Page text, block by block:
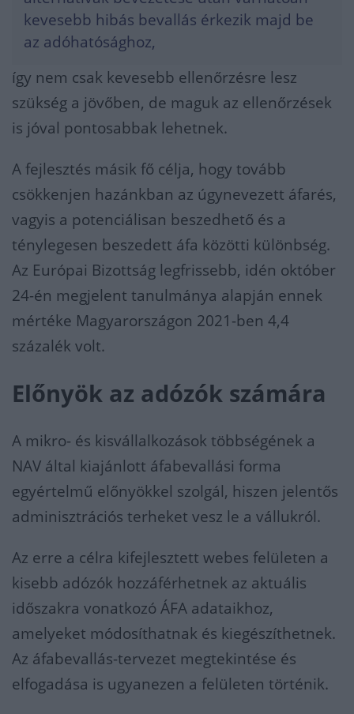
kevesebb hibás bevallás érkezik majd be
az adóhatósághoz,
így nem csak kevesebb ellenőrzésre lesz
szükség a jövőben, de maguk az ellenőrzések
is jóval pontosabbak lehetnek.
A fejlesztés másik fő célja, hogy tovább
csökkenjen hazánkban az úgynevezett áfarés,
vagyis a potenciálisan beszedhető és a
ténylegesen beszedett áfa közötti különbség.
Az Európai Bizottság legfrissebb, idén október
24-én megjelent tanulmánya alapján ennek
mértéke Magyarországon 2021-ben 4,4
százalék volt.
Előnyök az adózók számára
A mikro- és kisvállalkozások többségének a
NAV által kiajánlott áfabevallási forma
egyértelmű előnyökkel szolgál, hiszen jelentős
adminisztrációs terheket vesz le a vállukról.
Az erre a célra kifejlesztett webes felületen a
kisebb adózók hozzáférhetnek az aktuális
időszakra vonatkozó ÁFA adataikhoz,
amelyeket módosíthatnak és kiegészíthetnek.
Az áfabevallás-tervezet megtekintése és
elfogadása is ugyanezen a felületen történik.